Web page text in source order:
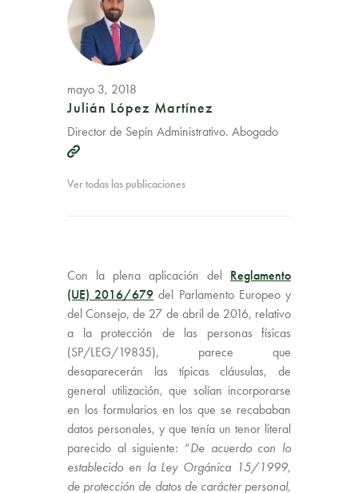
mayo 3, 2018
Julián López Martínez
Director de Sepín Administrativo. Abogado
Ver todas las publicaciones
Con la plena aplicación del Reglamento
(UE) 2016/679 del Parlamento Europeo y
del Consejo, de 27 de abril de 2016, relativo
a la protección de las personas físicas
(SP/LEG/19835), parece que
desaparecerán las típicas cláusulas, de
general utilización, que solían incorporarse
en los formularios en los que se recababan
datos personales, y que tenía un tenor literal
parecido al siguiente: “De acuerdo con lo
establecido en la Ley Orgánica 15/1999,
de protección de datos de carácter personal,